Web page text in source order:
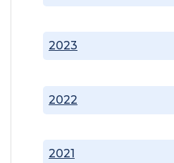
2021
2022
2023